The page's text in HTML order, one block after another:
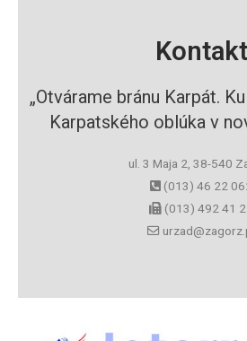
Kontakt
„Otvárame bránu Karpát.
Karpatského oblúka v
ul. 3 Maja 2, 38-540
(013) 46 22
(013) 492 41